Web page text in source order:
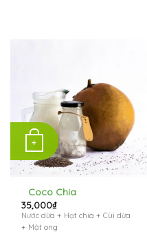
+
Coco Chia
35,000₫
Nước dừa + Hạt chia + Cùi dừa
+ Mật ong